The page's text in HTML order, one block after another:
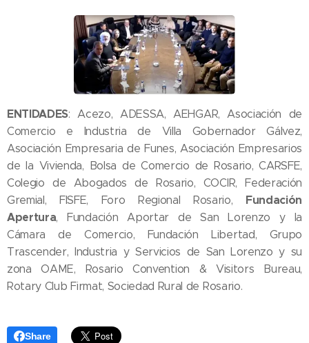
ENTIDADES: Acezo, ADESSA, AEHGAR, Asociación de
Comercio e Industria de Villa Gobernador Gálvez,
Asociación Empresaria de Funes, Asociación Empresarios
de la Vivienda, Bolsa de Comercio de Rosario, CARSFE,
Colegio de Abogados de Rosario, COCIR, Federación
Gremial, FISFE, Foro Regional Rosario, Fundación
Apertura, Fundación Aportar de San Lorenzo y la
Cámara de Comercio, Fundación Libertad, Grupo
Trascender, Industria y Servicios de San Lorenzo y su
zona OAME, Rosario Convention & Visitors Bureau,
Rotary Club Firmat, Sociedad Rural de Rosario.
Share